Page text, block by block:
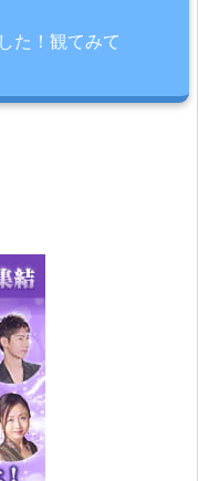
た！観てみて